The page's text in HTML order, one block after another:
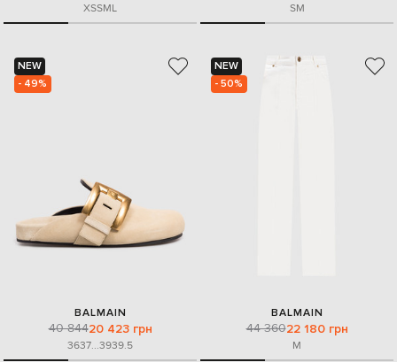
XSSML SM
NEW
- 49%
BALMAIN
40 84420 423 грн
3637...3939.5
NEW
- 50%
BALMAIN
44 36022 180 грн
M